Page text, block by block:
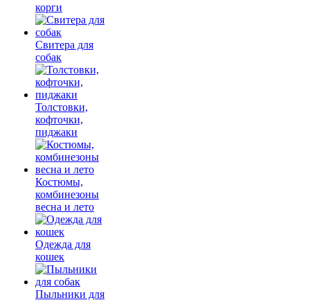
корги
Свитера для
собак
Толстовки,
кофточки,
пиджаки
Костюмы,
комбинезоны
весна и лето
Одежда для
кошек
Пыльники для